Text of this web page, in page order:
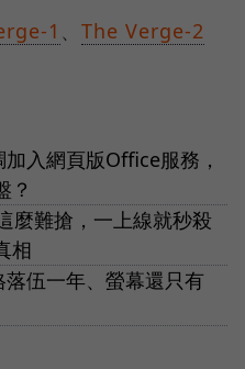
1 The Verge-2
入網頁版Office服務，
？
麼難搶，一上線就秒殺
相
伍一年、螢幕還只有